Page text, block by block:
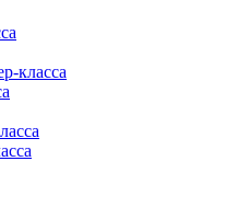
класса